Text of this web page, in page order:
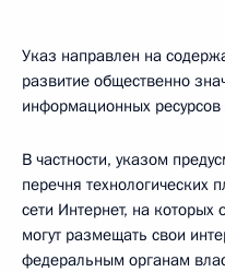
Указ направлен на
развитие общественно
информационных ресурсов
В частности, указом
перечня технологических
сети Интернет, на которых
могут размещать свои
федеральным органам